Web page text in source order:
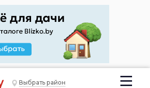
Выбрать район